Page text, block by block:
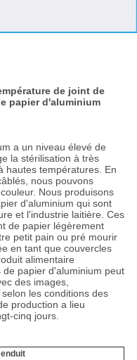
de joint de
papier d'aluminium
a un niveau élevé de
la stérilisation à très
hautes températures. En
nous pouvons
Nous produisons
d'aluminium qui sont
et l'industrie laitière. Ces
de papier légèrement
petit pain ou pré mourir
en tant que couvercles
alimentaire
papier d'aluminium peut
des images,
les conditions des
production a lieu
cinq jours.